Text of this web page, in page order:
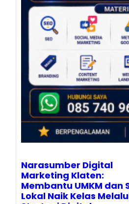
Narasumber Digital
Marketing Klaten:
Membantu UMKM dan
Lokal Naik Kelas